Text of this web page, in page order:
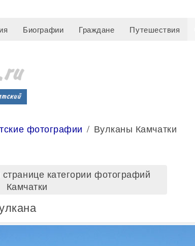
Биографии Граждане Путешествия
фотографии Вулканы Камчатки
категории фотографий
Камчатки